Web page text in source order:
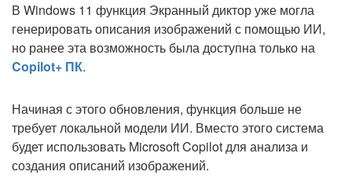
В Windows 11 функция Экранный диктор уже могла
генерировать описания изображений с помощью ИИ,
но ранее эта возможность была доступна только на
Copilot+ ПК.
Начиная с этого обновления, функция больше не
требует локальной модели ИИ. Вместо этого система
будет использовать Microsoft Copilot для анализа и
создания описаний изображений.